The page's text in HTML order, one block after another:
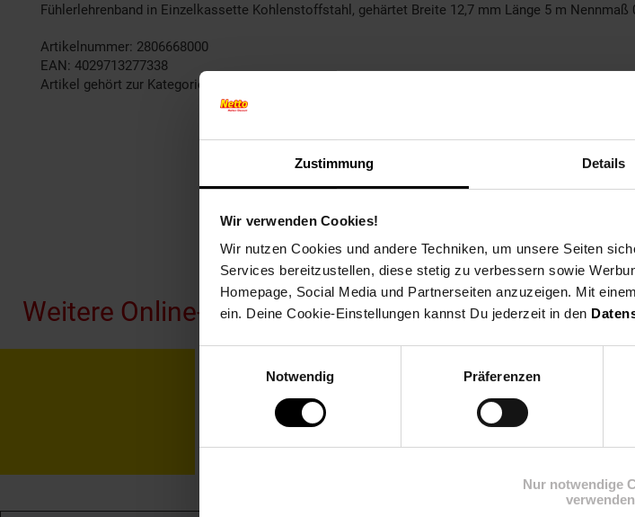
Zustimmung Details
Wir verwenden Cookies!
Wir nutzen Cookies und andere Techniken, um unsere Seiten
Services bereitzustellen, diese stetig zu verbessern sowie
Homepage, Social Media und Partnerseiten anzuzeigen. Mit
ein. Deine Cookie-Einstellungen kannst Du jederzeit in den
Notwendig
Präferenzen
Nur notwendige
verwenden
Fühlerlehrenband in Einzelkassette Kohlenstoffstahl, gehärtet Breite 12,7 mm Länge 5 m Nennmaß
Artikelnummer: 2806668000
EAN: 4029713277338
Artikel gehört zur Kategorie:
Weitere Online-Angebote
Netto Reisen Weinwelt